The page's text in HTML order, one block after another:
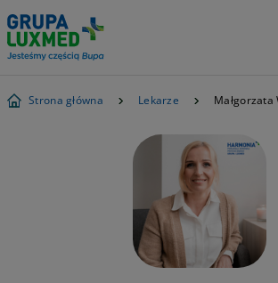
Strona główna Lekarze Małgorzata